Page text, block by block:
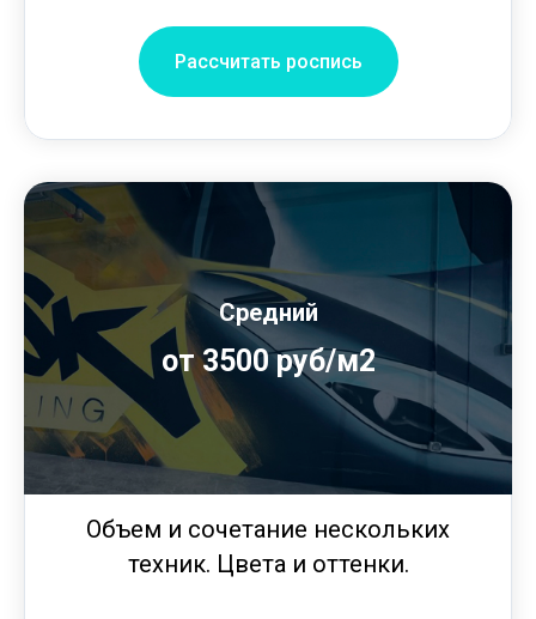
Рассчитать роспись
Средний
от 3500 руб/м2
Объем и сочетание нескольких
техник. Цвета и оттенки.